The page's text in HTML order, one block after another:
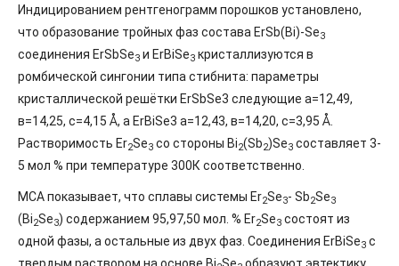
Индицированием рентгенограмм порошков установлено,
что образование тройных фаз состава ErSb(Bi)-Se3
соединения ErSbSe3 и ErBiSe3 кристаллизуются в
ромбической сингонии типа стибнита: параметры
кристаллической решётки ErSbSe3 следующие а=12,49,
в=14,25, с=4,15 Å, а ErBiSe3 а=12,43, в=14,20, с=3,95 Å.
Растворимость Er2Se3 со стороны Bi2(Sb2)Se3 составляет 3-
5 мол % при температуре 300К соответственно.
МСА показывает, что сплавы системы Er2Se3- Sb2Se3
(Bi2Se3) содержанием 95,97,50 мол. % Er2Se3 состоят из
одной фазы, а остальные из двух фаз. Соединения ErBiSe3 с